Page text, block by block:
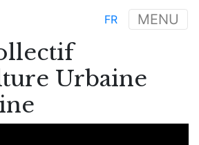
MENU
FR
Urbaine